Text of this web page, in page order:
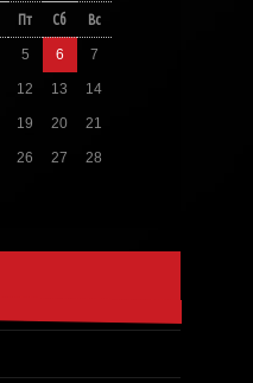
Пт Сб Вс
5 6 7
12 13 14
19 20 21
26 27 28